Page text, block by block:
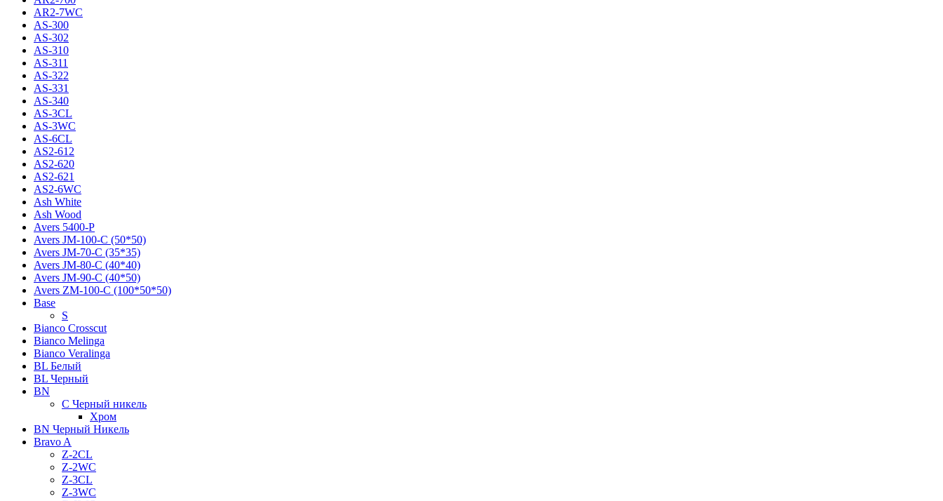
AR2-7WC
AS-300
AS-302
AS-310
AS-311
AS-322
AS-331
AS-340
AS-3CL
AS-3WC
AS-6CL
AS2-612
AS2-620
AS2-621
AS2-6WC
Ash White
Ash Wood
Avers 5400-P
Avers JМ-100-С (50*50)
Avers JМ-70-С (35*35)
Avers JМ-80-С (40*40)
Avers JМ-90-С (40*50)
Avers ZM-100-С (100*50*50)
Base
S
Bianco Crosscut
Bianco Melinga
Bianco Veralinga
BL Белый
BL Черный
BN
C Черный никель
Хром
BN Черный Никель
Bravo A
Z-2CL
Z-2WC
Z-3CL
Z-3WC